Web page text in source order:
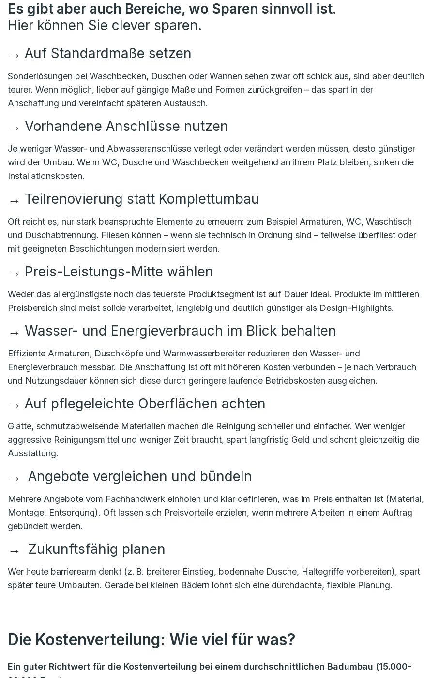
Es gibt aber auch Bereiche, wo Sparen sinnvoll ist.
Hier können Sie clever sparen.
→ Auf Standardmaße setzen
Sonderlösungen bei Waschbecken, Duschen oder Wannen sehen zwar oft schick aus, sind aber deutlich
teurer. Wenn möglich, lieber auf gängige Maße und Formen zurückgreifen – das spart in der
Anschaffung und vereinfacht späteren Austausch.
→ Vorhandene Anschlüsse nutzen
Je weniger Wasser- und Abwasseranschlüsse verlegt oder verändert werden müssen, desto günstiger
wird der Umbau. Wenn WC, Dusche und Waschbecken weitgehend an ihrem Platz bleiben, sinken die
Installationskosten.
→ Teilrenovierung statt Komplettumbau
Oft reicht es, nur stark beanspruchte Elemente zu erneuern: zum Beispiel Armaturen, WC, Waschtisch
und Duschabtrennung. Fliesen können – wenn sie technisch in Ordnung sind – teilweise überfliest oder
mit geeigneten Beschichtungen modernisiert werden.
→ Preis-Leistungs-Mitte wählen
Weder das allergünstigste noch das teuerste Produktsegment ist auf Dauer ideal. Produkte im mittleren
Preisbereich sind meist solide verarbeitet, langlebig und deutlich günstiger als Design-Highlights.
→ Wasser- und Energieverbrauch im Blick behalten
Effiziente Armaturen, Duschköpfe und Warmwasserbereiter reduzieren den Wasser- und
Energieverbrauch messbar. Die Anschaffung ist oft mit höheren Kosten verbunden – je nach Verbrauch
und Nutzungsdauer können sich diese durch geringere laufende Betriebskosten ausgleichen.
→ Auf pflegeleichte Oberflächen achten
Glatte, schmutzabweisende Materialien machen die Reinigung schneller und einfacher. Wer weniger
aggressive Reinigungsmittel und weniger Zeit braucht, spart langfristig Geld und schont gleichzeitig die
Ausstattung.
→ Angebote vergleichen und bündeln
Mehrere Angebote vom Fachhandwerk einholen und klar definieren, was im Preis enthalten ist (Material,
Montage, Entsorgung). Oft lassen sich Preisvorteile erzielen, wenn mehrere Arbeiten in einem Auftrag
gebündelt werden.
→ Zukunftsfähig planen
Wer heute barrierearm denkt (z. B. breiterer Einstieg, bodennahe Dusche, Haltegriffe vorbereiten), spart
später teure Umbauten. Gerade bei kleinen Bädern lohnt sich eine durchdachte, flexible Planung.
Die Kostenverteilung: Wie viel für was?
Ein guter Richtwert für die Kostenverteilung bei einem durchschnittlichen Badumbau (15.000-